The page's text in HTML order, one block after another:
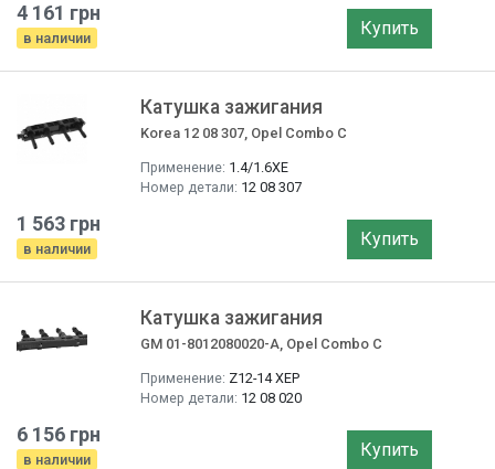
4 161 грн
в наличии Купить
Катушка зажигания
Korea 12 08 307, Opel Combo C
Применение: 1.4/1.6XE
Номер детали: 12 08 307
1 563 грн
в наличии Купить
Катушка зажигания
GM 01-8012080020-A, Opel Combo C
Применение: Z12-14 XEP
Номер детали: 12 08 020
6 156 грн
в наличии Купить